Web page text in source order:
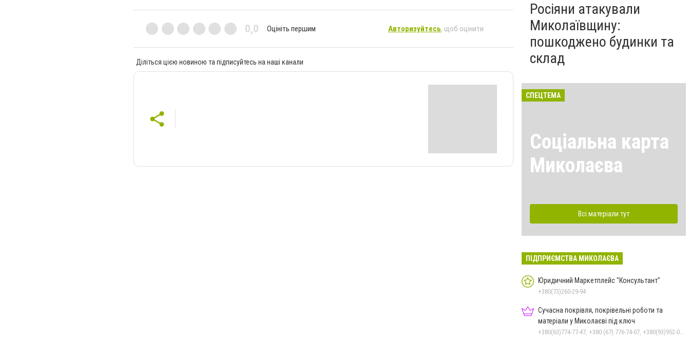
0,0 Оцініть першим Авторизуйтесь, щоб оцінити
Діліться цією новиною та підписуйтесь на наші канали
Росіяни атакували
Миколаївщину:
пошкоджено будинки та
склад
СПЕЦТЕМА
Соціальна карта
Миколаєва
Всі матеріали тут
ПІДПРИЄМСТВА МИКОЛАЄВА
Юридичний Маркетплейс "Консультант"
+380(73)260-29-94
Сучасна покрівля, покрівельні роботи та
матеріали у Миколаєві під ключ